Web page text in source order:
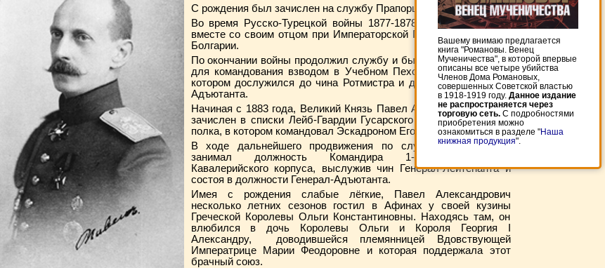
Вашему внимаю предлагается
книга "Романовы. Венец
Мученичества", в которой впервые
описаны все четыре убийства
Членов Дома Романовых,
совершенных Советской властью
в 1918-1919 году. Данное издание
не распространяется через
торговую сеть. С подробностями
приобретения можно
ознакомиться в разделе "Наша
книжная продукция".
С рождения был зачислен на службу Прапорщиком.
Во время Русско-Турецкой войны 1877-1878 гг. он находился
вместе со своим отцом при Императорской Главной Квартире в
Болгарии.
По окончании войны продолжил службу и был прикомандирован
для командования взводом в Учебном Пехотном батальоне, в
котором дослужился до чина Ротмистра и должности Флигель-
Адъютанта.
Начиная с 1883 года, Великий Князь Павел Александрович был
зачислен в списки Лейб-Гвардии Гусарского Е.И.В. Величества
полка, в котором командовал Эскадроном Его Величества.
В ходе дальнейшего продвижения по службе к 1902 году
занимал должность Командира 1-го Гвардейского
Кавалерийского корпуса, выслужив чин Генерал-Лейтенанта и
состоя в должности Генерал-Адъютанта.
Имея с рождения слабые лёгкие, Павел Александрович
несколько летних сезонов гостил в Афинах у своей кузины
Греческой Королевы Ольги Константиновны. Находясь там, он
влюбился в дочь Королевы Ольги и Короля Георгия I
Александру, доводившейся племянницей Вдовствующей
Императрице Марии Феодоровне и которая поддержала этот
брачный союз.